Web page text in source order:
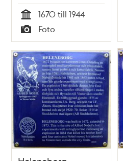
Tid
1670 till 1944
Typ
Foto